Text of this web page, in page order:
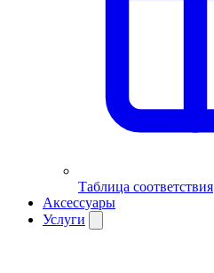
Таблица соответствия
Аксессуары
Услуги